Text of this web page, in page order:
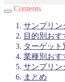
Contents
サンプリン
目的別お
ターゲッ
業種別おす
サンプリン
まとめ